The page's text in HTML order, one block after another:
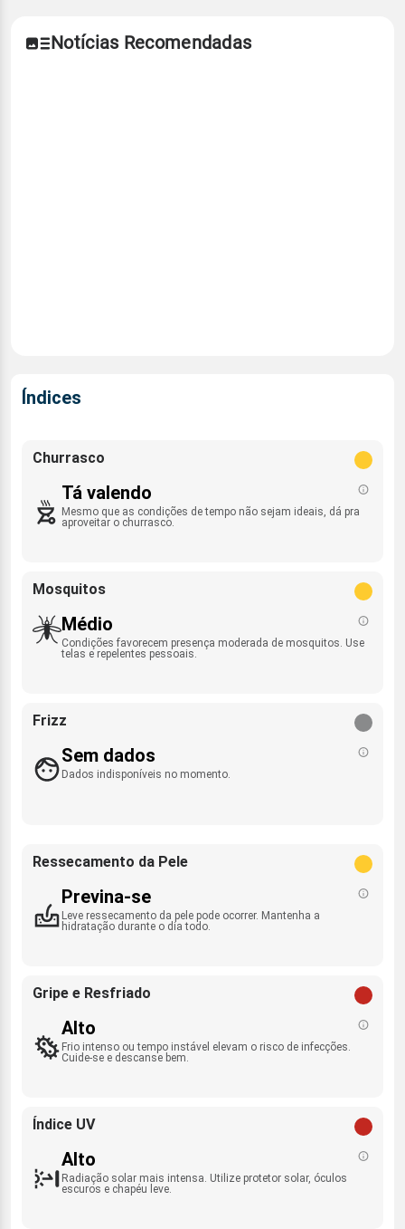
Notícias Recomendadas
Índices
Churrasco
Tá valendo
Mesmo que as condições de tempo não sejam ideais, dá pra
aproveitar o churrasco.
Mosquitos
Médio
Condições favorecem presença moderada de mosquitos. Use
telas e repelentes pessoais.
Frizz
Sem dados
Dados indisponíveis no momento.
Ressecamento da Pele
Previna-se
Leve ressecamento da pele pode ocorrer. Mantenha a
hidratação durante o dia todo.
Gripe e Resfriado
Alto
Frio intenso ou tempo instável elevam o risco de infecções.
Cuide-se e descanse bem.
Índice UV
Alto
Radiação solar mais intensa. Utilize protetor solar, óculos
escuros e chapéu leve.